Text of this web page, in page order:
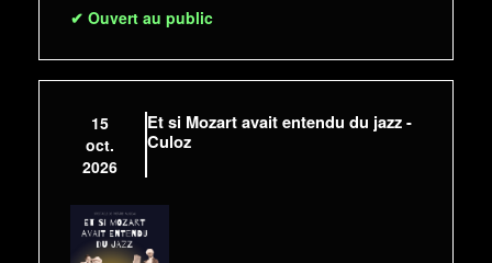
✔ Ouvert au public
15
oct.
2026
Et si Mozart avait entendu du jazz -
Culoz